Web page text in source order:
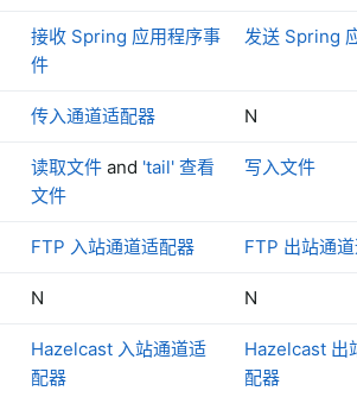
接收 Spring 应用程序事
件
发送 Spring
传入通道适配器 N
读取文件 and 'tail' 查看
文件
写入文件
FTP 入站通道适配器 FTP 出站通
N N
Hazelcast 入站通道适
配器
Hazelcast 出
配器